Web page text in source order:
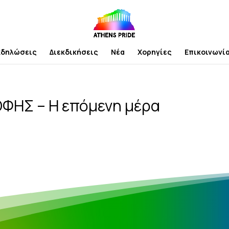
Διεκδικήσεις Νέα Χορηγίες
– Η επόμενη μέρα